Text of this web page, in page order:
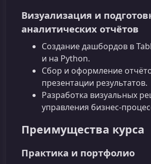
Визуализация и
аналитических отчётов
Создание дашбордов в
и на Python.
Сбор и оформление
презентации результатов.
Разработка визуальных
управления
Преимущества курса
Практика и портфолио